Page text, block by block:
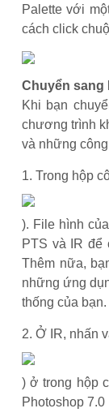
Palette với
cách click
Chuyển sang
Khi bạn
chương trình
và những
1. Trong hộp
). File hình
PTS và IR để
Thêm nữa,
những ứng
thống của bạn.
2. Ở IR, nhấn
) ở trong hộp
Photoshop 7.0